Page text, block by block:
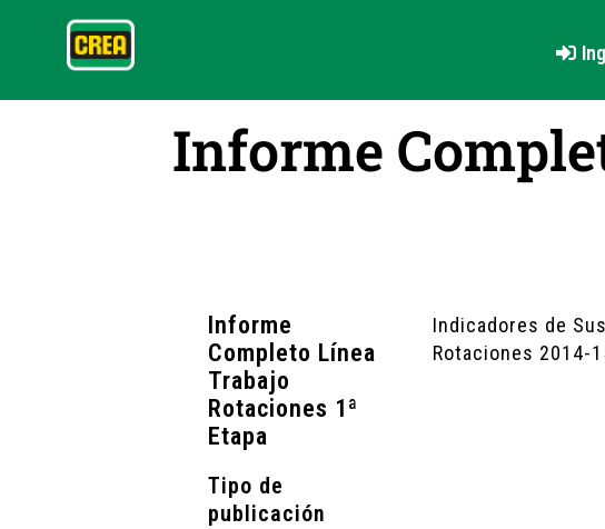
Informe
Informe
Completo Línea
Trabajo
Rotaciones 1ª
Etapa
Tipo de
publicación
Indicadores de
Rotaciones 2014-